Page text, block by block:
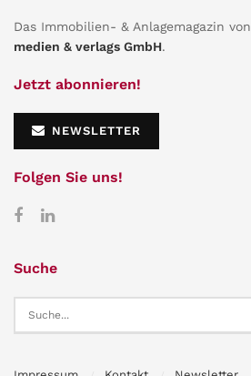
Das Immobilien- & Anlagemagazin von
medien & verlags GmbH.
Jetzt abonnieren!
NEWSLETTER
Folgen Sie uns!
Suche